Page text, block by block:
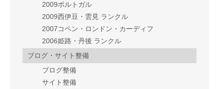
2009ポルトガル
2009西伊豆・雲見 ランクル
2007コペン・ロンドン・カーディフ
2006姫路・丹後 ランクル
ブログ・サイト整備
ブログ整備
サイト整備